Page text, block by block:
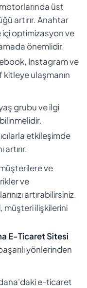
üst
artırır. Anahtar
içi optimizasyon ve
önemlidir.
Instagram ve
ulaşmanın
grubu ve ilgi
bilinmelidir.
etkileşimde
artırır.
ve
ve
artırabilirsiniz.
ilişkilerini
E-Ticaret Sitesi
yönlerinden
e-ticaret